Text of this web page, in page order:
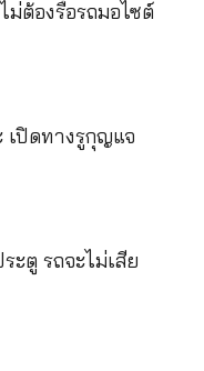
ต้องรื้อรถมอไซต์
เปิดทางรูกุญแจ
ะตู รถจะไม่เสีย